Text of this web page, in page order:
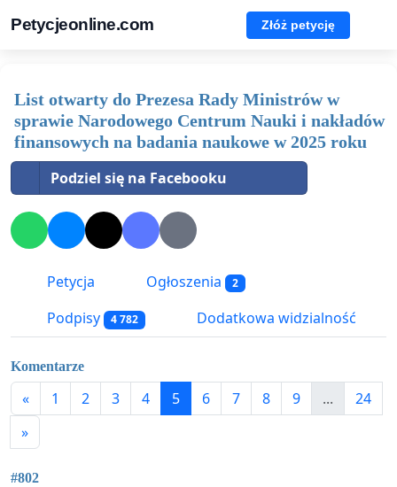
Petycjeonline.com Złóż petycję
List otwarty do Prezesa Rady Ministrów w
sprawie Narodowego Centrum Nauki i nakładów
finansowych na badania naukowe w 2025 roku
Podziel się na Facebooku
Petycja Ogłoszenia 2
Podpisy 4 782 Dodatkowa widzialność
Komentarze
« 1 2 3 4 5 6 7 8 9 ...
24
»
#802